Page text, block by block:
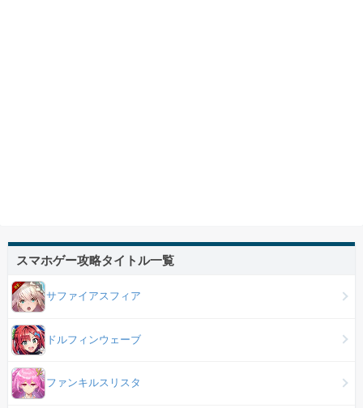
スマホゲー攻略タイトル一覧
サファイアスフィア
ドルフィンウェーブ
ファンキルスリスタ